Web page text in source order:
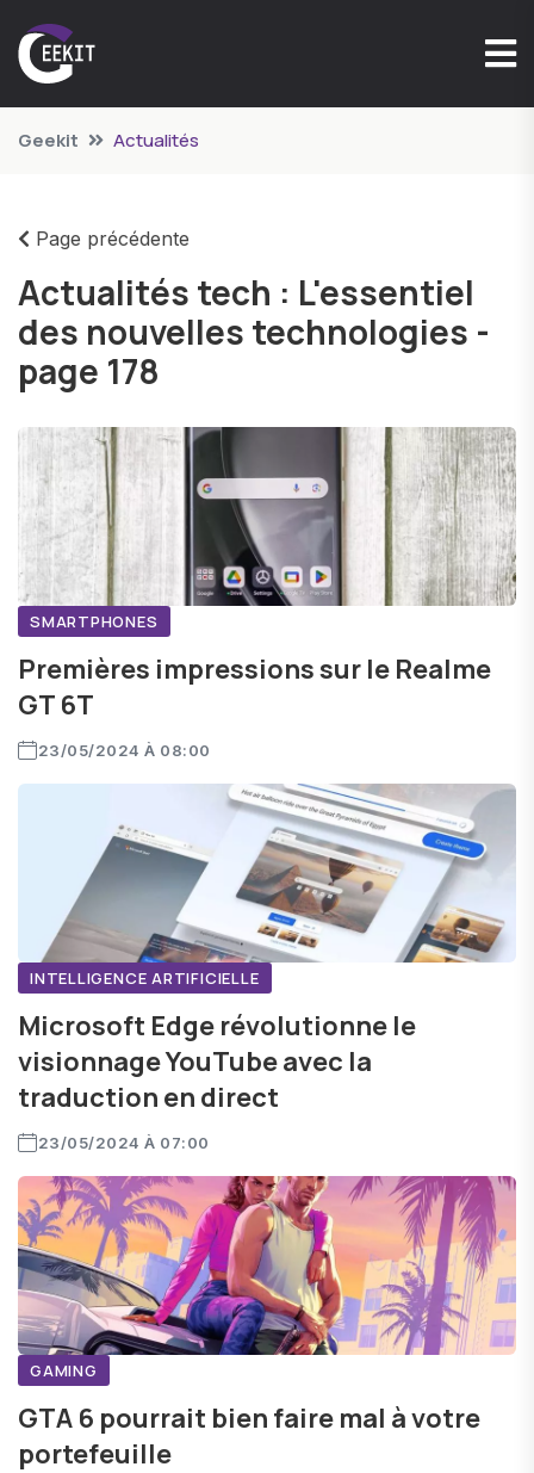
Geekit Actualités
Page précédente
Actualités tech : L'essentiel
des nouvelles technologies -
page 178
SMARTPHONES
Premières impressions sur le Realme
GT 6T
23/05/2024 À 08:00
INTELLIGENCE ARTIFICIELLE
Microsoft Edge révolutionne le
visionnage YouTube avec la
traduction en direct
23/05/2024 À 07:00
GAMING
GTA 6 pourrait bien faire mal à votre
portefeuille